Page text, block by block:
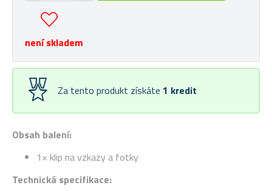
Obsah balení:
1× klip na vzkazy a fotky
Technická specifikace:
není skladem
Za tento produkt získáte 1 kredit